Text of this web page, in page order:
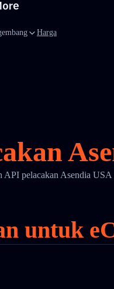
Harga
API pelacakan Asendia
untuk